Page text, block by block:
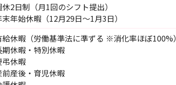
休2日制（月1回のシフト提出）
末年始休暇（12月29日～1月3日）
給休暇（労働基準法に準ずる ※消化率ほぼ100%）
期休暇・特別休暇
弔休暇
前産後・育児休暇